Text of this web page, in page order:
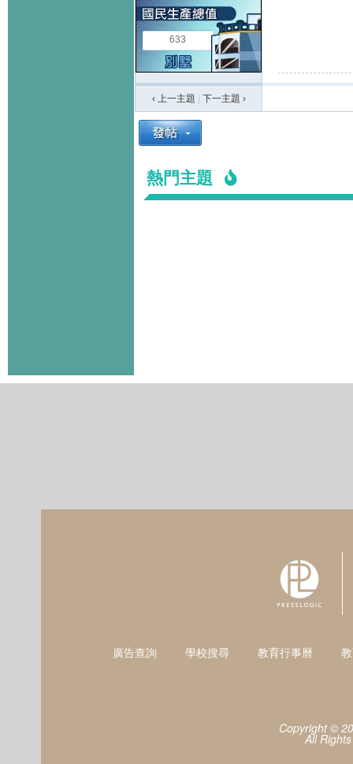
633
‹ 上一主題 下一主題 ›
熱門主題
廣告查詢 學校搜尋 教育行事曆
Copyright ©
All